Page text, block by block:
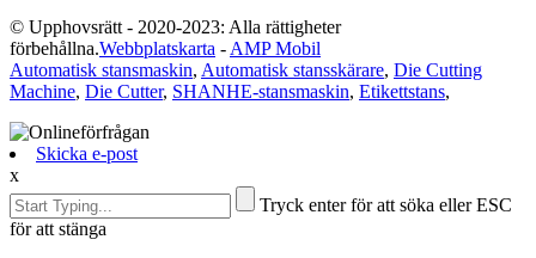
© Upphovsrätt - 2020-2023: Alla rättigheter
förbehållna.Webbplatskarta -AMP Mobil
Automatisk stansmaskin, Automatisk stansskärare, Die Cutting
Machine, Die Cutter, SHANHE-stansmaskin, Etikettstans,
Skicka e-post
x
Tryck enter för att söka eller ESC
för att stänga